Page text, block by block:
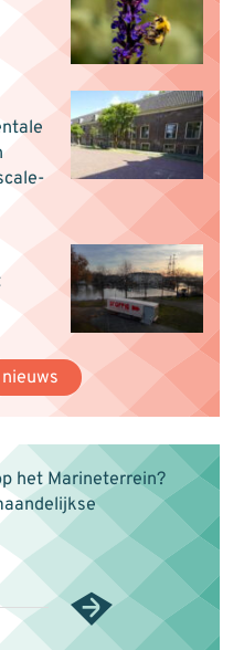
het Marineterrein?